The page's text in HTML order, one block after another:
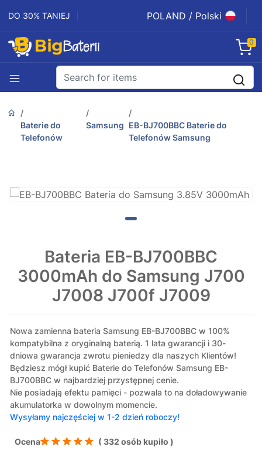
DO 30% TANIEJ POLAND / Polski
0
Baterie do
Telefonów
Samsung EB-BJ700BBC Baterie do
Telefonów Samsung
Bateria EB-BJ700BBC
3000mAh do Samsung J700
J7008 J700f J7009
Nowa zamienna bateria Samsung EB-BJ700BBC w 100%
kompatybilna z oryginalną baterią. 1 lata gwarancji i 30-
dniowa gwarancja zwrotu pieniedzy dla naszych Klientów!
Będziesz mógł kupić Baterie do Telefonów Samsung EB-
BJ700BBC w najbardziej przystępnej cenie.
Nie posiadają efektu pamięci - pozwala to na doładowywanie
akumulatorka w dowolnym momencie.
Wysyłamy najczęściej w 1-2 dzień roboczy!
Ocena ( 332 osób kupiło )